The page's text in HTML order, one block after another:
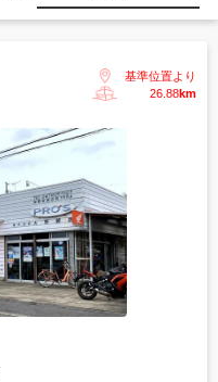
基準位置より
26.88km